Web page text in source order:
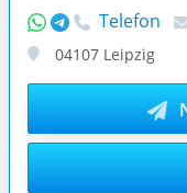
Telefon
04107 Leipzig